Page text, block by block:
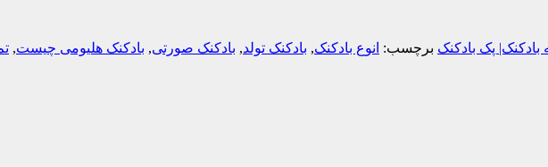
بادکنک| پک بادکنک برچسب: انوع بادکنک, بادکنک تولد, بادکنک صورتی, بادکنک هلیومی چیست,